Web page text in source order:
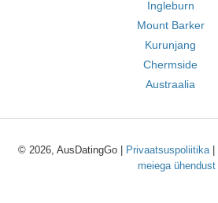
Ingleburn
Mount Barker
Kurunjang
Chermside
Austraalia
© 2026, AusDatingGo | Privaatsuspoliitika|
meiega ühendust